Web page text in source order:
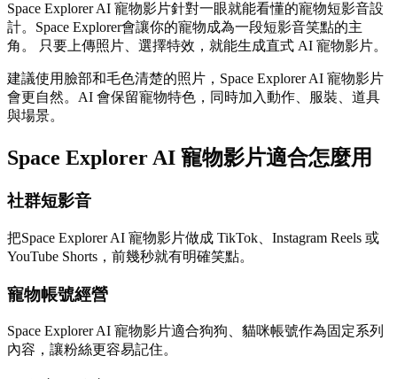
Space Explorer AI 寵物影片針對一眼就能看懂的寵物短影音設
計。Space Explorer會讓你的寵物成為一段短影音笑點的主
角。 只要上傳照片、選擇特效，就能生成直式 AI 寵物影片。
建議使用臉部和毛色清楚的照片，Space Explorer AI 寵物影片
會更自然。AI 會保留寵物特色，同時加入動作、服裝、道具
與場景。
Space Explorer AI 寵物影片適合怎麼用
社群短影音
把Space Explorer AI 寵物影片做成 TikTok、Instagram Reels 或
YouTube Shorts，前幾秒就有明確笑點。
寵物帳號經營
Space Explorer AI 寵物影片適合狗狗、貓咪帳號作為固定系列
內容，讓粉絲更容易記住。